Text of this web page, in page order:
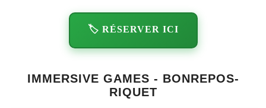
🏷️ RÉSERVER ICI
IMMERSIVE GAMES - BONREPOS-
RIQUET